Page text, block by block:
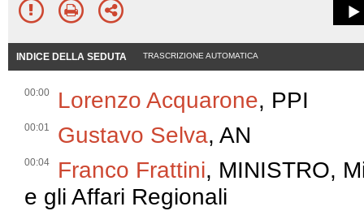
INDICE DELLA SEDUTA TRASCRIZIONE AUTOMATICA
00:00 Lorenzo Acquarone, PPI
00:01 Gustavo Selva, AN
00:04 Franco Frattini, MINISTRO,
e gli Affari Regionali